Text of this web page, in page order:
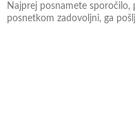
Najprej posnamete sporočilo,
posnetkom zadovoljni, ga